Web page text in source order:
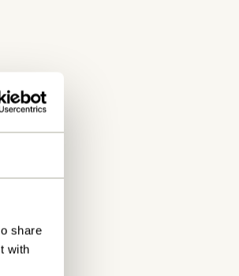
share
with